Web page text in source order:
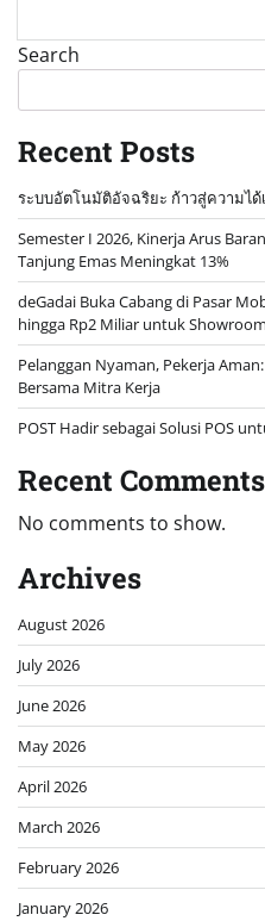
Search
Recent Posts
ระบบอัตโนมัติอัจฉริยะ ก้าวสู่ความไ
Semester I 2026, Kinerja Arus
Tanjung Emas Meningkat 13%
deGadai Buka Cabang di Pasar
hingga Rp2 Miliar untuk Showroom
Pelanggan Nyaman, Pekerja
Bersama Mitra Kerja
POST Hadir sebagai Solusi POS
Recent Comments
No comments to show.
Archives
August 2026
July 2026
June 2026
May 2026
April 2026
March 2026
February 2026
January 2026